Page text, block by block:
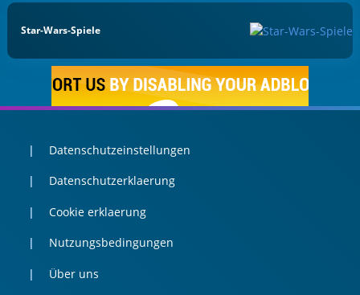
Star-Wars-Spiele
Datenschutzeinstellungen
Datenschutzerklaerung
Cookie erklaerung
Nutzungsbedingungen
Über uns